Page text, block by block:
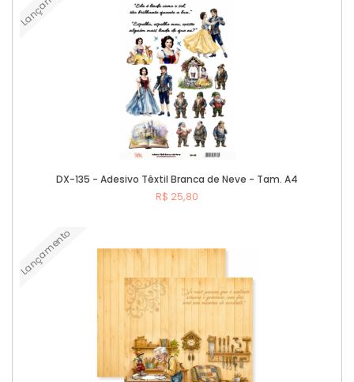
DX-135 - Adesivo Têxtil Branca de Neve - Tam. A4
R$ 25,80
Lançamento